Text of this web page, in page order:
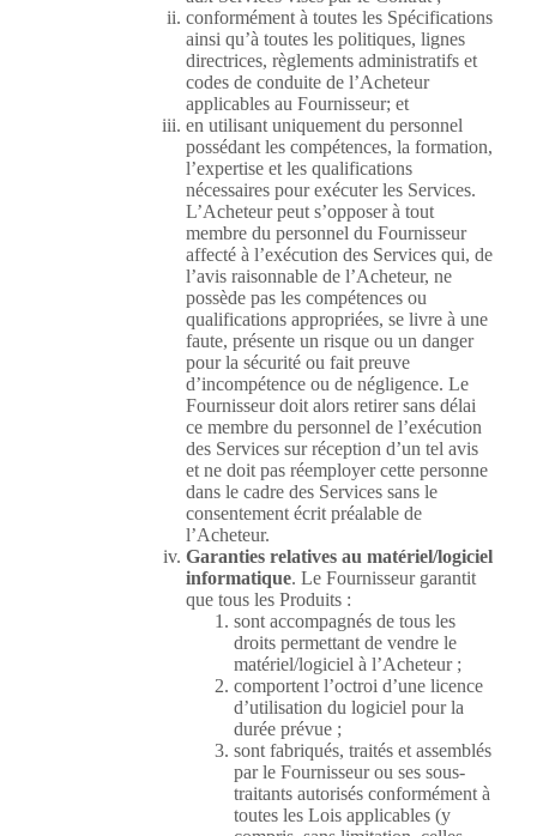
conformément à toutes les Spécifications
ainsi qu’à toutes les politiques, lignes
directrices, règlements administratifs et
codes de conduite de l’Acheteur
applicables au Fournisseur; et
en utilisant uniquement du personnel
possédant les compétences, la formation,
l’expertise et les qualifications
nécessaires pour exécuter les Services.
L’Acheteur peut s’opposer à tout
membre du personnel du Fournisseur
affecté à l’exécution des Services qui, de
l’avis raisonnable de l’Acheteur, ne
possède pas les compétences ou
qualifications appropriées, se livre à une
faute, présente un risque ou un danger
pour la sécurité ou fait preuve
d’incompétence ou de négligence. Le
Fournisseur doit alors retirer sans délai
ce membre du personnel de l’exécution
des Services sur réception d’un tel avis
et ne doit pas réemployer cette personne
dans le cadre des Services sans le
consentement écrit préalable de
l’Acheteur.
Garanties relatives au matériel/logiciel
informatique. Le Fournisseur garantit
que tous les Produits :
sont accompagnés de tous les
droits permettant de vendre le
matériel/logiciel à l’Acheteur ;
comportent l’octroi d’une licence
d’utilisation du logiciel pour la
durée prévue ;
sont fabriqués, traités et assemblés
par le Fournisseur ou ses sous-
traitants autorisés conformément à
toutes les Lois applicables (y